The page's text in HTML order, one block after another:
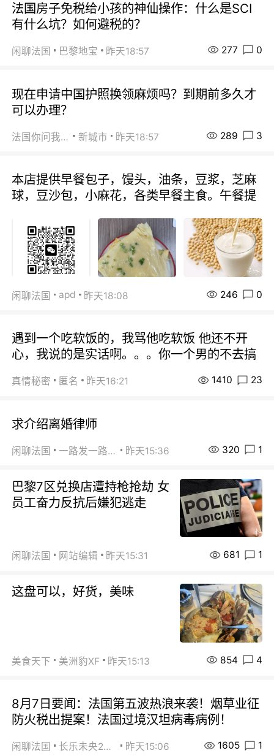
法国房子免税给小孩的神仙操作：什么是SCI
有什么坑？如何避税的？
闲聊法国 巴黎地宝 昨天18:57 277 0
现在申请中国护照换领麻烦吗？到期前多久才
可以办理？
法国你问我答 新城市 昨天18:57 289 3
本店提供早餐包子，馒头，油条，豆浆，芝麻
球，豆沙包，小麻花，各类早餐主食。午餐提
闲聊法国 apd 昨天18:08 246 0
遇到一个吃软饭的，我骂他吃软饭 他还不开
心，我说的是实话啊。。。你一个男的不去搞
真情秘密 匿名 昨天16:21 1410 23
求介绍离婚律师
闲聊法国 一路发一路发 昨天15:36 320 1
巴黎7区兑换店遭持枪抢劫 女
员工奋力反抗后嫌犯逃走
闲聊法国 网站编辑 昨天15:31 681 1
这盘可以，好货，美味
美食天下 美洲豹XF 昨天15:13 854 4
8月7日要闻：法国第五波热浪来袭！烟草业征
防火税出提案！法国过境汉坦病毒病例！
闲聊法国 长乐未央2015 昨天15:06 1605 1